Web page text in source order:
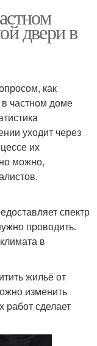
двери в
как
частном доме
уходит через
их
можно,
спектр
проводить.
в
жильё от
изменить
работ сделает